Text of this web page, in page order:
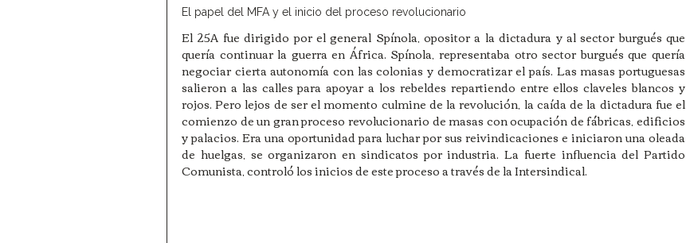
El papel del MFA y el inicio del proceso revolucionario
El 25A fue dirigido por el general Spínola, opositor a la dictadura y al sector burgués que
quería continuar la guerra en África. Spínola, representaba otro sector burgués que quería
negociar cierta autonomía con las colonias y democratizar el país. Las masas portuguesas
salieron a las calles para apoyar a los rebeldes repartiendo entre ellos claveles blancos y
rojos. Pero lejos de ser el momento culmine de la revolución, la caída de la dictadura fue el
comienzo de un gran proceso revolucionario de masas con ocupación de fábricas, edificios
y palacios. Era una oportunidad para luchar por sus reivindicaciones e iniciaron una oleada
de huelgas, se organizaron en sindicatos por industria. La fuerte influencia del Partido
Comunista, controló los inicios de este proceso a través de la Intersindical.